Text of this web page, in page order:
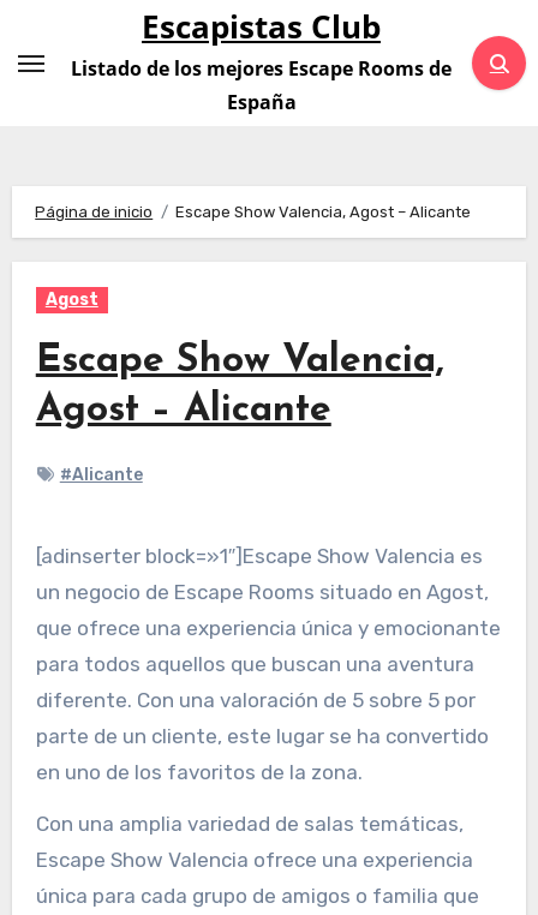
contenido
Escapistas Club
Listado de los mejores Escape Rooms de
España
Página de inicio Escape Show Valencia, Agost – Alicante
Agost
Escape Show Valencia,
Agost – Alicante
#Alicante
[adinserter block=»1″]Escape Show Valencia es
un negocio de Escape Rooms situado en Agost,
que ofrece una experiencia única y emocionante
para todos aquellos que buscan una aventura
diferente. Con una valoración de 5 sobre 5 por
parte de un cliente, este lugar se ha convertido
en uno de los favoritos de la zona.
Con una amplia variedad de salas temáticas,
Escape Show Valencia ofrece una experiencia
única para cada grupo de amigos o familia que